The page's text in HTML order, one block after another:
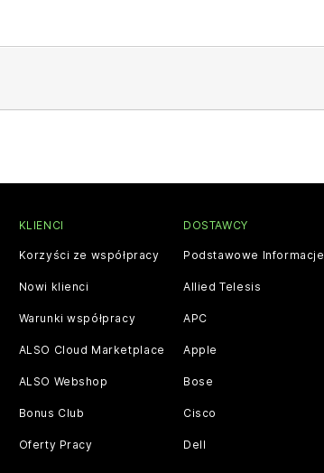
KLIENCI
Korzyści ze współpracy
Nowi klienci
Warunki współpracy
ALSO Cloud Marketplace
ALSO Webshop
Bonus Club
Oferty Pracy
DOSTAWCY
Podstawowe Informacje
Allied Telesis
APC
Apple
Bose
Cisco
Dell